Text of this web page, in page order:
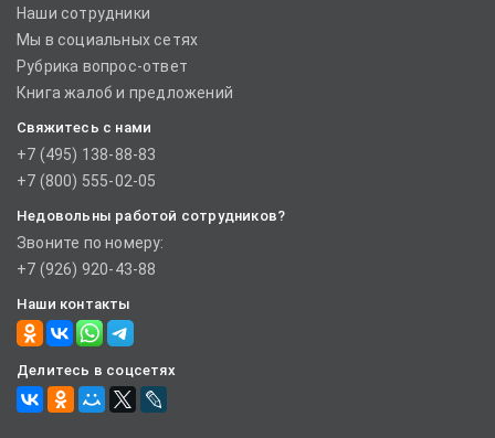
Наши сотрудники
Мы в социальных сетях
Рубрика вопрос-ответ
Книга жалоб и предложений
Свяжитесь с нами
+7 (495) 138-88-83
+7 (800) 555-02-05
Недовольны работой сотрудников?
Звоните по номеру:
+7 (926) 920-43-88
Наши контакты
Делитесь в соцсетях